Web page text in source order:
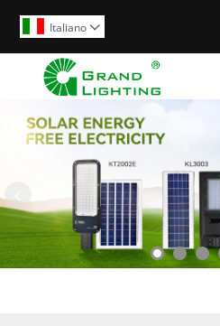
Italiano 